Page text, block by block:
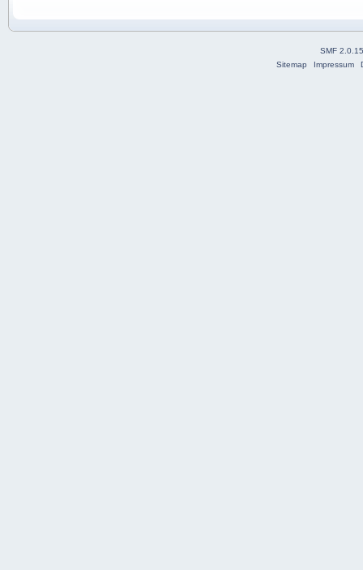
SMF
Sitemap
Impressum